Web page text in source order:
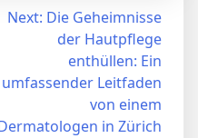
Next: Die Geheimnisse
der Hautpflege
enthüllen: Ein
umfassender Leitfaden
von einem
in Zürich